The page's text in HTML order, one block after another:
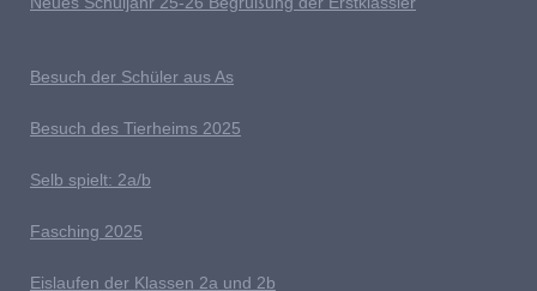
Besuch der Schüler aus As
Besuch des Tierheims 2025
Selb spielt: 2a/b
Fasching 2025
Eislaufen der Klassen 2a und 2b